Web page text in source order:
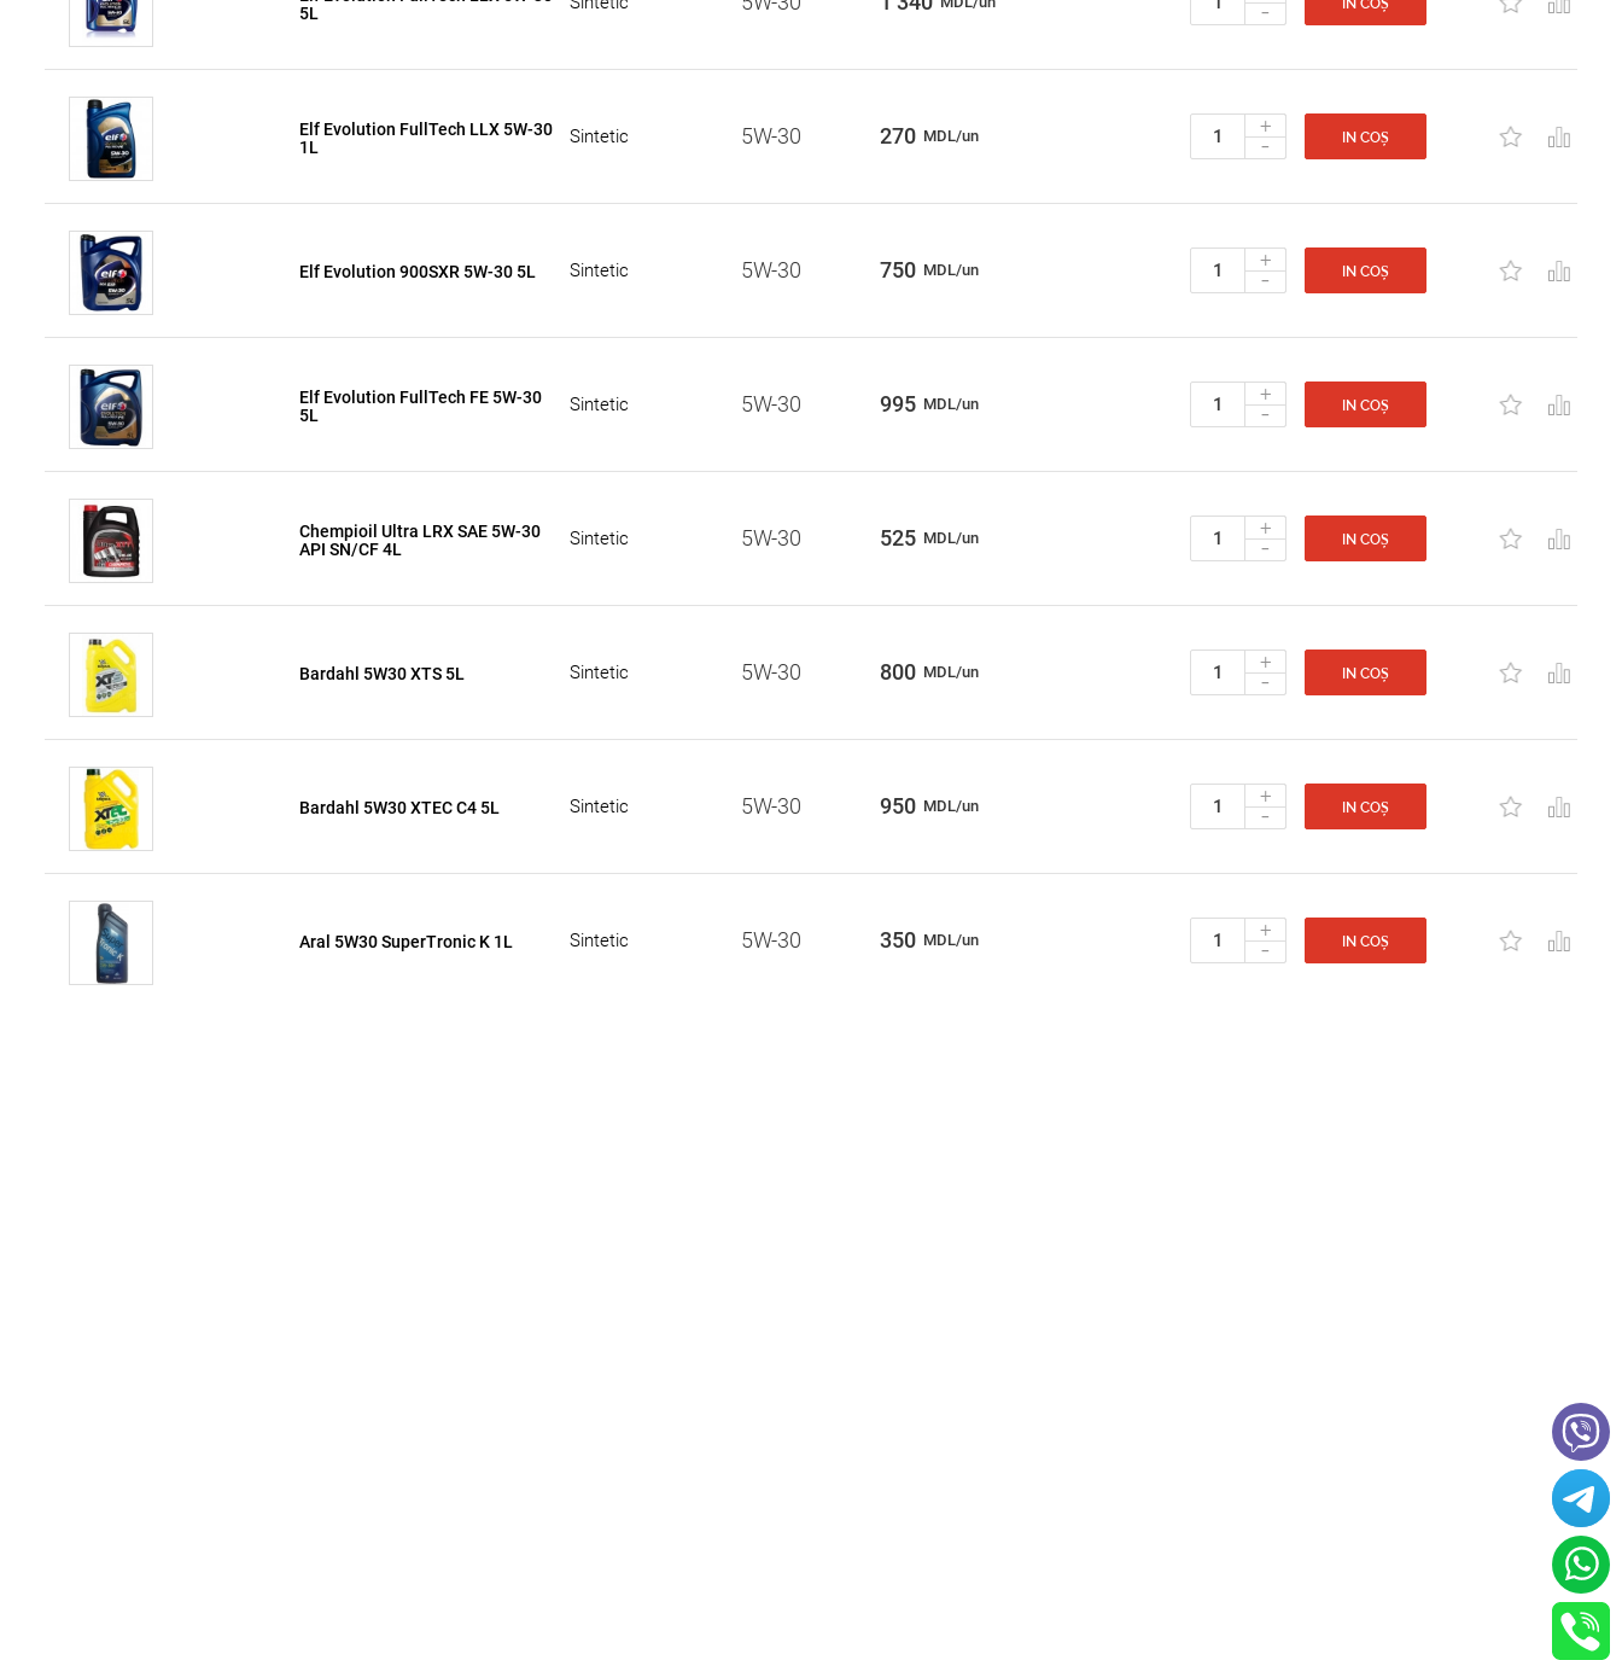
5L
- IN COȘ
Elf Evolution FullTech LLX 5W-30
1L
Sintetic 5W-30 270 MDL/un +
- IN COȘ
Elf Evolution 900SXR 5W-30 5L Sintetic 5W-30 750 MDL/un +
- IN COȘ
Elf Evolution FullTech FE 5W-30
5L
Sintetic 5W-30 995 MDL/un +
- IN COȘ
Chempioil Ultra LRX SAE 5W-30
API SN/CF 4L
Sintetic 5W-30 525 MDL/un +
- IN COȘ
Bardahl 5W30 XTS 5L Sintetic 5W-30 800 MDL/un +
- IN COȘ
Bardahl 5W30 XTEC C4 5L Sintetic 5W-30 950 MDL/un +
- IN COȘ
Aral 5W30 SuperTronic K 1L Sintetic 5W-30 350 MDL/un +
- IN COȘ